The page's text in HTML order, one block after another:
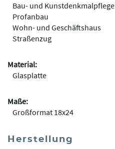
Bau- und Kunstdenkmalpflege
Profanbau
Wohn- und Geschäftshaus
Straßenzug
Material:
Glasplatte
Maße:
Großformat 18x24
Herstellung